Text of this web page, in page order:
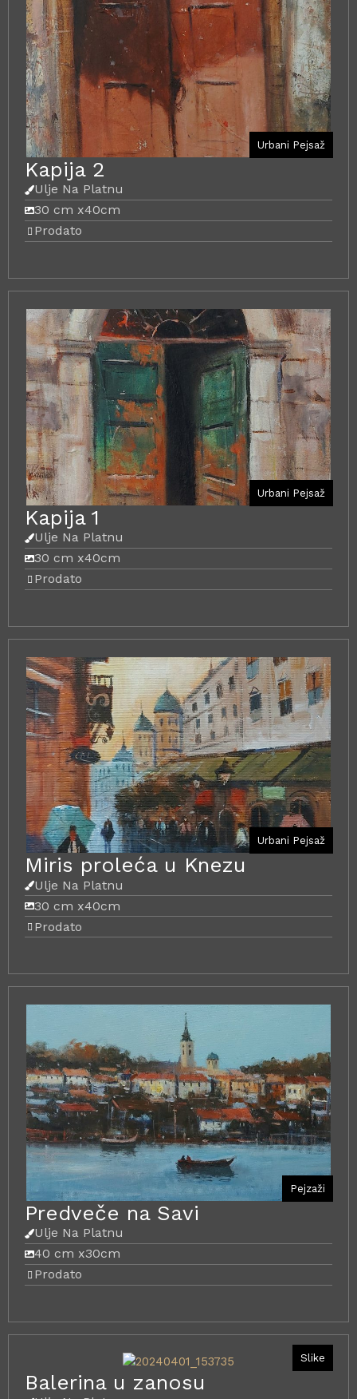
Urbani Pejsaž
Kapija 2
Ulje Na Platnu
30 cm x40cm
Prodato
Urbani Pejsaž
Kapija 1
Ulje Na Platnu
30 cm x40cm
Prodato
Urbani Pejsaž
Miris proleća u Knezu
Ulje Na Platnu
30 cm x40cm
Prodato
Pejzaži
Predveče na Savi
Ulje Na Platnu
40 cm x30cm
Prodato
Slike
Balerina u zanosu